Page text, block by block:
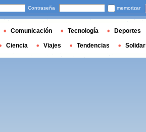
Contraseña memorizar
Comunicación Tecnología Deportes
Ciencia Viajes Tendencias